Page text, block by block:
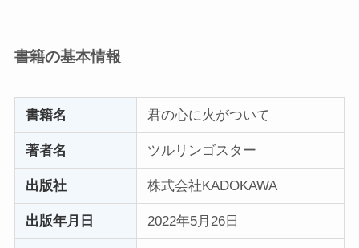
書籍の基本情報
書籍名 君の心に火がついて
著者名 ツルリンゴスター
出版社 株式会社KADOKAWA
出版年月日 2022年5月26日